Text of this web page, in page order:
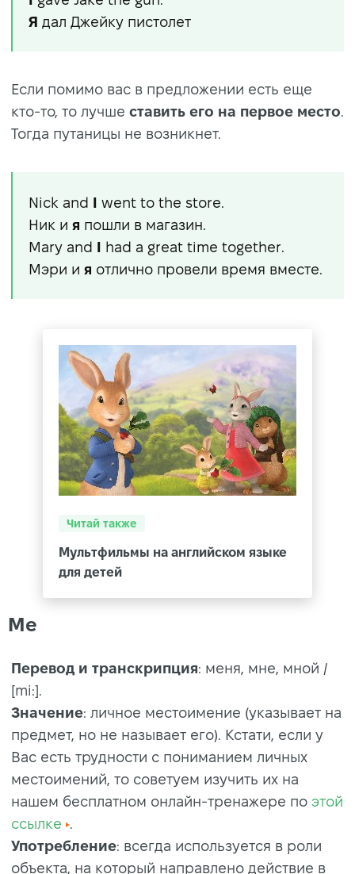
Я дал Джейку пистолет
Если помимо вас в предложении есть еще
кто-то, то лучше ставить его на первое место
Тогда путаницы не возникнет.
Nick and I went to the store.
Ник и я пошли в магазин.
Mary and I had a great time together.
Мэри и я отлично провели время вместе.
Читай также
Мультфильмы на английском языке
для детей
Me
Перевод и транскрипция: меня, мне, мной /
[mi:].
Значение: личное местоимение (указывает на
предмет, но не называет его). Кстати, если у
Вас есть трудности с пониманием личных
местоимений, то советуем изучить их на
нашем бесплатном онлайн-тренажере по этой
ссылке
Употребление: всегда используется в роли
объекта, на который направлено действие в